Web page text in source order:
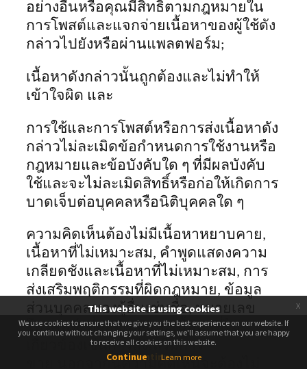
อย่างอื่นหรือคุณมีสิทธิ์ตามกฎหมายใน
การโพสต์และแจกจ่ายเนื้อหาของผู้ใช้ดัง
กล่าวไปยังหรือผ่านแพลตฟอร์ม;
เนื้อหาดังกล่าวนั้นถูกต้องและไม่ทำให้
เข้าใจผิด และ
การใช้และการโพสต์หรือการส่งเนื้อหาดัง
กล่าวไม่ละเมิดข้อกำหนดการใช้งานหรือ
กฎหมายและข้อบังคับใด ๆ ที่มีผลบังคับ
ใช้และจะไม่ละเมิดสิทธิ์หรือก่อให้เกิดการ
บาดเจ็บต่อบุคคลหรือนิติบุคคลใด ๆ
ความคิดเห็นต้องไม่มีเนื้อหาหยาบคาย,
เนื้อหาที่ไม่เหมาะสม, คำพูดแสดงความ
เกลียดชังและเนื้อหาที่ไม่เหมาะสม, การ
ส่งเสริมพฤติกรรมที่ผิดกฎหมาย, ข้อมูล
ส่วนบุคคลของผู้อื่นเช่นชื่อ, หมายเลข
โทรศัพท์, ที่อยู่อีเมลและเนื้อหาที่ไม่
เกี่ยวข้องเช่นการส่งเสริมการ
ขาย นอกจากนี้ความคิดเห็นจะต้องไม่
We use cookies to ensure that we give you the best experience on our website. If
you continue without changing your settings, we'll assume that you are happy
to receive all cookies on this website.
Continue
This website is using cookies
We use cookies to ensure that we give you the best experience on our website. If
you continue without changing your settings, we'll assume that you are happy
to receive all cookies on this website.
Continue Learn more
x